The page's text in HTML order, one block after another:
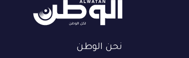
نحن الوطن